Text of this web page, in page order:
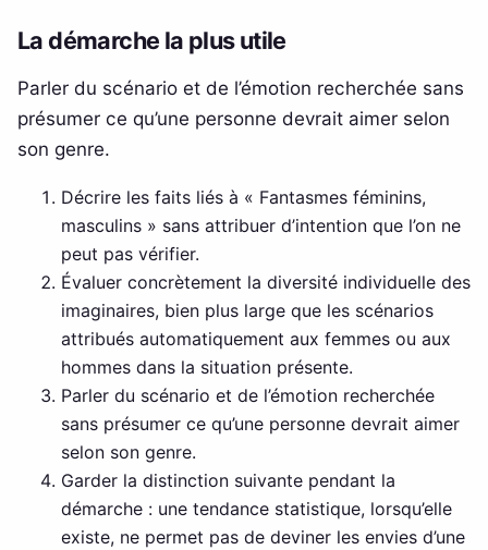
La démarche la plus utile
Parler du scénario et de l’émotion recherchée sans
présumer ce qu’une personne devrait aimer selon
son genre.
Décrire les faits liés à « Fantasmes féminins,
masculins » sans attribuer d’intention que l’on ne
peut pas vérifier.
Évaluer concrètement la diversité individuelle des
imaginaires, bien plus large que les scénarios
attribués automatiquement aux femmes ou aux
hommes dans la situation présente.
Parler du scénario et de l’émotion recherchée
sans présumer ce qu’une personne devrait aimer
selon son genre.
Garder la distinction suivante pendant la
démarche : une tendance statistique, lorsqu’elle
existe, ne permet pas de deviner les envies d’une